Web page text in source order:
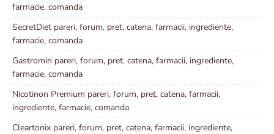
farmacie, comanda
SecretDiet pareri, forum, pret, catena, farmacii, ingrediente,
farmacie, comanda
Gastromin pareri, forum, pret, catena, farmacii, ingrediente,
farmacie, comanda
Nicotinon Premium pareri, forum, pret, catena, farmacii,
ingrediente, farmacie, comanda
Cleartonix pareri, forum, pret, catena, farmacii, ingrediente,